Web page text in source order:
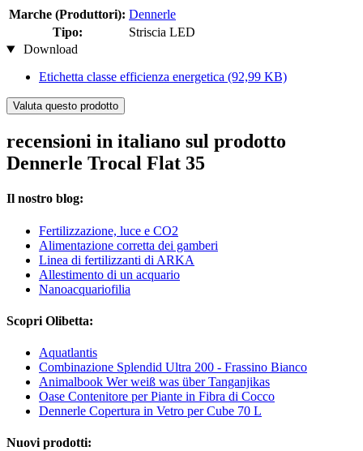
Marche (Produttori): Dennerle
Tipo:
Striscia LED
Download
Etichetta classe efficienza energetica (92,99 KB)
Valuta questo prodotto
recensioni in italiano sul prodotto
Dennerle Trocal Flat 35
Il nostro blog:
Fertilizzazione, luce e CO2
Alimentazione corretta dei gamberi
Linea di fertilizzanti di ARKA
Allestimento di un acquario
Nanoacquariofilia
Scopri Olibetta:
Aquatlantis
Combinazione Splendid Ultra 200 - Frassino Bianco
Animalbook Wer weiß was über Tanganjikas
Oase Contenitore per Piante in Fibra di Cocco
Dennerle Copertura in Vetro per Cube 70 L
Nuovi prodotti: